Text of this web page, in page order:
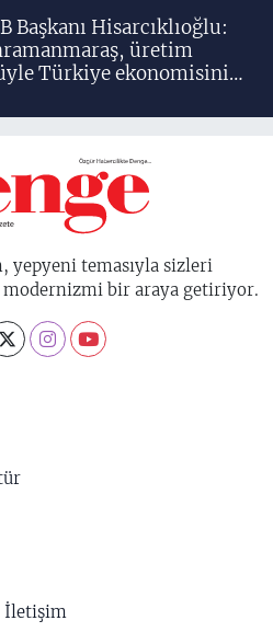
Başkanı Hisarcıklıoğlu:
üretim
Türkiye ekonomisinin
yepyeni temasıyla sizleri
bir araya getiriyor.
İletişim